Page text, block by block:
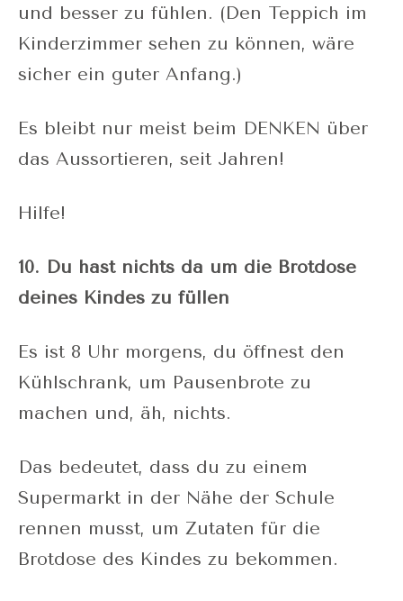
und besser zu fühlen. (Den Teppich im
Kinderzimmer sehen zu können, wäre
sicher ein guter Anfang.)
Es bleibt nur meist beim DENKEN über
das Aussortieren, seit Jahren!
Hilfe!
10. Du hast nichts da um die Brotdose
deines Kindes zu füllen
Es ist 8 Uhr morgens, du öffnest den
Kühlschrank, um Pausenbrote zu
machen und, äh, nichts.
Das bedeutet, dass du zu einem
Supermarkt in der Nähe der Schule
rennen musst, um Zutaten für die
Brotdose des Kindes zu bekommen.